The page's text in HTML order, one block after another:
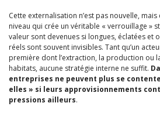
Cette externalisation n’est pas nouvelle,
niveau qui crée un véritable « verrouillage »
valeur sont devenues si longues, éclatées et
réels sont souvent invisibles. Tant qu’un
première dont l’extraction, la production ou
habitats, aucune stratégie interne ne suffit.
entreprises ne peuvent plus se
elles » si leurs approvisionnements
pressions ailleurs.